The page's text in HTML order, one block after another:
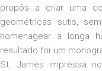
propôs a criar uma
geométricas sutis,
homenagear a longa
resultado foi um
St. James impressa